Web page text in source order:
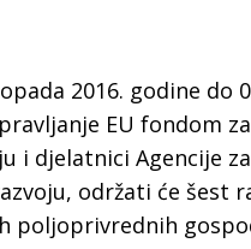
2016. godine do
EU fondom
i djelatnici Agencije
održati će šest
poljoprivrednih